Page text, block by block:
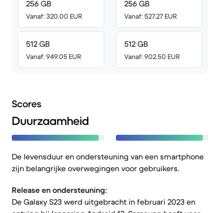
256 GB
Vanaf: 320.00 EUR
512 GB
Vanaf: 949.05 EUR
256 GB
Vanaf: 527.27 EUR
512 GB
Vanaf: 902.50 EUR
Scores
Duurzaamheid
De levensduur en ondersteuning van een smartphone
zijn belangrijke overwegingen voor gebruikers.
Release en ondersteuning:
De Galaxy S23 werd uitgebracht in februari 2023 en